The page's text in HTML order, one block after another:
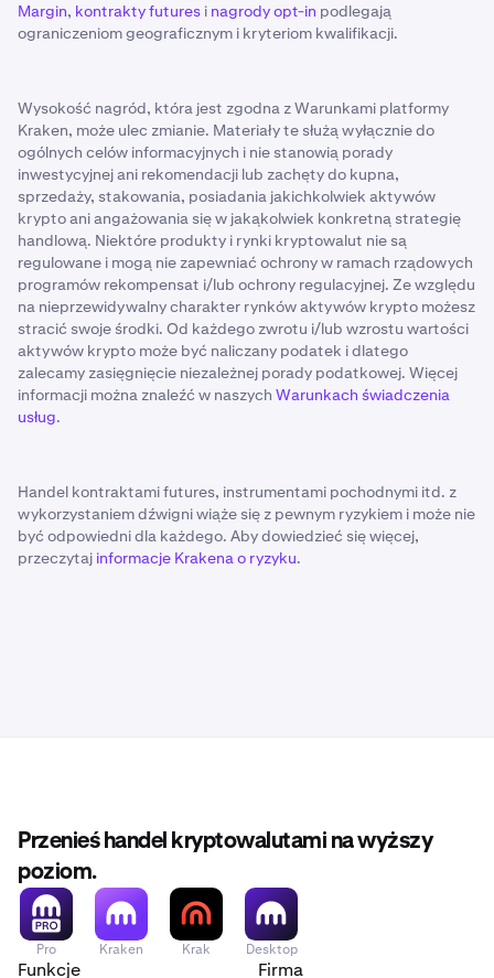
Margin, kontrakty futures i nagrody opt-in podlegają
ograniczeniom geograficznym i kryteriom kwalifikacji.
Wysokość nagród, która jest zgodna z Warunkami platformy
Kraken, może ulec zmianie. Materiały te służą wyłącznie do
ogólnych celów informacyjnych i nie stanowią porady
inwestycyjnej ani rekomendacji lub zachęty do kupna,
sprzedaży, stakowania, posiadania jakichkolwiek aktywów
krypto ani angażowania się w jakąkolwiek konkretną strategię
handlową. Niektóre produkty i rynki kryptowalut nie są
regulowane i mogą nie zapewniać ochrony w ramach rządowych
programów rekompensat i/lub ochrony regulacyjnej. Ze względu
na nieprzewidywalny charakter rynków aktywów krypto możesz
stracić swoje środki. Od każdego zwrotu i/lub wzrostu wartości
aktywów krypto może być naliczany podatek i dlatego
zalecamy zasięgnięcie niezależnej porady podatkowej. Więcej
informacji można znaleźć w naszych Warunkach świadczenia
usług.
Handel kontraktami futures, instrumentami pochodnymi itd. z
wykorzystaniem dźwigni wiąże się z pewnym ryzykiem i może nie
być odpowiedni dla każdego. Aby dowiedzieć się więcej,
przeczytaj informacje Krakena o ryzyku.
Przenieś handel kryptowalutami na wyższy
poziom.
Pro Kraken Krak Desktop
Funkcje Firma